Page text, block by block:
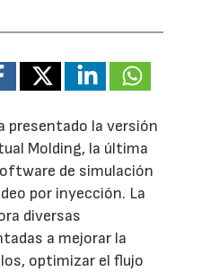
presentado la versión
Molding, la última
de simulación
por inyección. La
diversas
a mejorar la
optimizar el flujo